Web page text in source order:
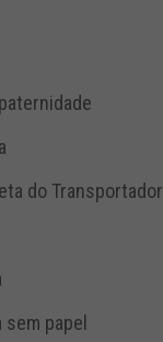
do Transportador
papel